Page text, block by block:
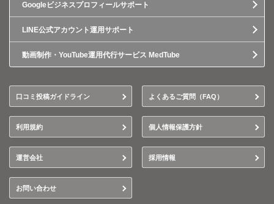
Googleビジネスプロフィールサポート
LINE公式アカウント運用サポート
動画制作・YouTube運用代行サービス MedTube
口コミ投稿ガイドライン よくあるご質問（FAQ）
利用規約 個人情報保護方針
運営会社 採用情報
お問い合わせ